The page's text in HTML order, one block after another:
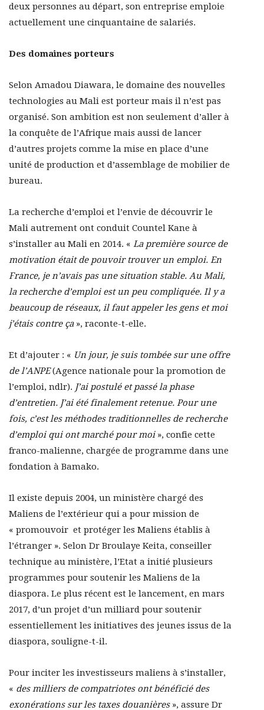
deux personnes au départ, son entreprise emploie
actuellement une cinquantaine de salariés.
Des domaines porteurs
Selon Amadou Diawara, le domaine des nouvelles
technologies au Mali est porteur mais il n’est pas
organisé. Son ambition est non seulement d’aller à
la conquête de l’Afrique mais aussi de lancer
d’autres projets comme la mise en place d’une
unité de production et d’assemblage de mobilier de
bureau.
La recherche d’emploi et l’envie de découvrir le
Mali autrement ont conduit Countel Kane à
s’installer au Mali en 2014. « La première source de
motivation était de pouvoir trouver un emploi. En
France, je n’avais pas une situation stable. Au Mali,
la recherche d’emploi est un peu compliquée. Il y a
beaucoup de réseaux, il faut appeler les gens et moi
j’étais contre ça», raconte-t-elle.
Et d’ajouter : « Un jour, je suis tombée sur une offre
de l’ANPE(Agence nationale pour la promotion de
l’emploi, ndlr). J’ai postulé et passé la phase
d’entretien. J’ai été finalement retenue. Pour une
fois, c’est les méthodes traditionnelles de recherche
d’emploi qui ont marché pour moi», confie cette
franco-malienne, chargée de programme dans une
fondation à Bamako.
Il existe depuis 2004, un ministère chargé des
Maliens de l’extérieur qui a pour mission de
« promouvoir et protéger les Maliens établis à
l’étranger ». Selon Dr Broulaye Keita, conseiller
technique au ministère, l’Etat a initié plusieurs
programmes pour soutenir les Maliens de la
diaspora. Le plus récent est le lancement, en mars
2017, d’un projet d’un milliard pour soutenir
essentiellement les initiatives des jeunes issus de la
diaspora, souligne-t-il.
Pour inciter les investisseurs maliens à s’installer,
« des milliers de compatriotes ont bénéficié des
exonérations sur les taxes douanières», assure Dr